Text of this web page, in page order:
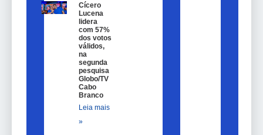
Cícero
Lucena
lidera
com 57%
dos votos
válidos,
na
segunda
pesquisa
Globo/TV
Cabo
Branco
Leia mais
»